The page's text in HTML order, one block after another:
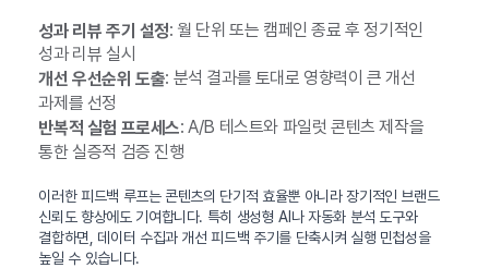
성과 리뷰 주기 설정: 월 단위 또는 캠페인 종료 후 정기적인
성과 리뷰 실시
개선 우선순위 도출: 분석 결과를 토대로 영향력이 큰 개선
과제를 선정
반복적 실험 프로세스: A/B 테스트와 파일럿 콘텐츠 제작을
통한 실증적 검증 진행
이러한 피드백 루프는 콘텐츠의 단기적 효율뿐 아니라 장기적인 브랜드
신뢰도 향상에도 기여합니다. 특히 생성형 AI나 자동화 분석 도구와
결합하면, 데이터 수집과 개선 피드백 주기를 단축시켜 실행 민첩성을
높일 수 있습니다.